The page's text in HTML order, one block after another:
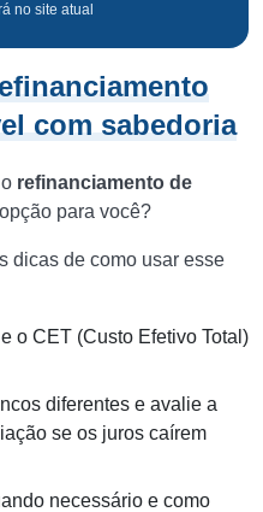
no site atual
com sabedoria
refinanciamento de
para você?
dicas de como usar esse
o CET (Custo Efetivo Total)
diferentes e avalie a
se os juros caírem
necessário e como